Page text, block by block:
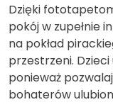
Dzięki
pokój w zupełnie
na pokład
przestrzeni.
ponieważ
bohaterów